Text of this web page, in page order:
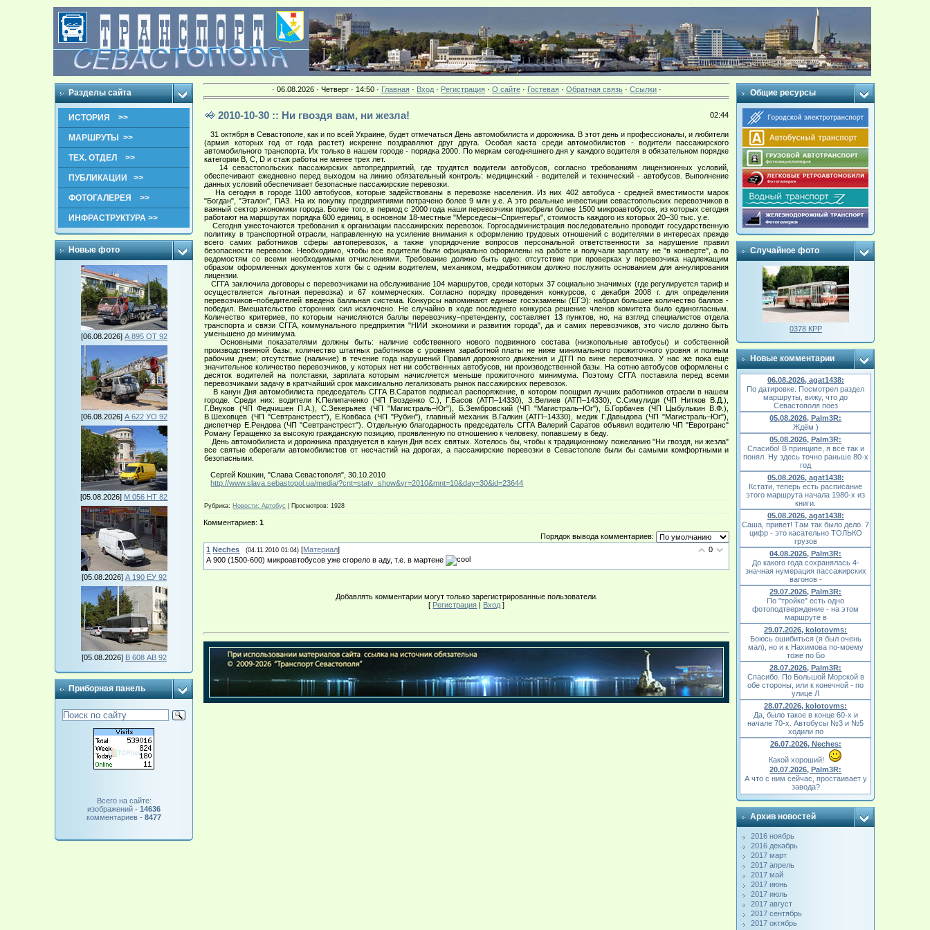
Разделы сайта
ИСТОРИЯ >>
МАРШРУТЫ >>
ТЕХ. ОТДЕЛ >>
ПУБЛИКАЦИИ >>
ФОТОГАЛЕРЕЯ >>
ИНФРАСТРУКТУРА >>
Новые фото
[06.08.2026] А 895 ОТ 92
[06.08.2026] А 622 УО 92
[05.08.2026] М 056 НТ 82
[05.08.2026] А 190 ЕУ 92
[05.08.2026] В 608 АВ 92
Приборная панель
Всего на сайте:
изображений -14636
комментариев -8477
· 06.08.2026 · Четверг · 14:50 · Главная· Вход· Регистрация· О сайте· Гостевая· Обратная связь· Ссылки·
2010-10-30 :: Ни гвоздя вам, ни жезла! 02:44
31 октября в Севастополе, как и по всей Украине, будет отмечаться День автомобилиста и дорожника. В этот день и профессионалы, и любители
(армия которых год от года растет) искренне поздравляют друг друга. Особая каста среди автомобилистов - водители пассажирского
автомобильного транспорта. Их только в нашем городе - порядка 2000. По меркам сегодняшнего дня у каждого водителя в обязательном порядке
категории В, С, D и стаж работы не менее трех лет.
14 севастопольских пассажирских автопредприятий, где трудятся водители автобусов, согласно требованиям лицензионных условий,
обеспечивают ежедневно перед выходом на линию обязательный контроль: медицинский - водителей и технический - автобусов. Выполнение
данных условий обеспечивает безопасные пассажирские перевозки.
На сегодня в городе 1100 автобусов, которые задействованы в перевозке населения. Из них 402 автобуса - средней вместимости марок
"Богдан", "Эталон", ПАЗ. На их покупку предприятиями потрачено более 9 млн у.е. А это реальные инвестиции севастопольских перевозчиков в
важный сектор экономики города. Более того, в период с 2000 года наши перевозчики приобрели более 1500 микроавтобусов, из которых сегодня
работают на маршрутах порядка 600 единиц, в основном 18-местные "Мерседесы–Спринтеры", стоимость каждого из которых 20–30 тыс. у.е.
Сегодня ужесточаются требования к организации пассажирских перевозок. Горгосадминистрация последовательно проводит государственную
политику в транспортной отрасли, направленную на усиление внимания к оформлению трудовых отношений с водителями в интересах прежде
всего самих работников сферы автоперевозок, а также упорядочение вопросов персональной ответственности за нарушение правил
безопасности перевозок. Необходимо, чтобы все водители были официально оформлены на работе и получали зарплату не "в конверте", а по
ведомостям со всеми необходимыми отчислениями. Требование должно быть одно: отсутствие при проверках у перевозчика надлежащим
образом оформленных документов хотя бы с одним водителем, механиком, медработником должно послужить основанием для аннулирования
лицензии.
СГГА заключила договоры с перевозчиками на обслуживание 104 маршрутов, среди которых 37 социально значимых (где регулируется тариф и
осуществляется льготная перевозка) и 67 коммерческих. Согласно порядку проведения конкурсов, с декабря 2008 г. для определения
перевозчиков–победителей введена балльная система. Конкурсы напоминают единые госэкзамены (ЕГЭ): набрал большее количество баллов -
победил. Вмешательство сторонних сил исключено. Не случайно в ходе последнего конкурса решение членов комитета было единогласным.
Количество критериев, по которым начисляются баллы перевозчику–претенденту, составляет 13 пунктов, но, на взгляд специалистов отдела
транспорта и связи СГГА, коммунального предприятия "НИИ экономики и развития города", да и самих перевозчиков, это число должно быть
уменьшено до минимума.
Основными показателями должны быть: наличие собственного нового подвижного состава (низкопольные автобусы) и собственной
производственной базы; количество штатных работников с уровнем заработной платы не ниже минимального прожиточного уровня и полным
рабочим днем; отсутствие (наличие) в течение года нарушений Правил дорожного движения и ДТП по вине перевозчика. У нас же пока еще
значительное количество перевозчиков, у которых нет ни собственных автобусов, ни производственной базы. На сотню автобусов оформлены с
десяток водителей на полставки, зарплата которым начисляется меньше прожиточного минимума. Поэтому СГГА поставила перед всеми
перевозчиками задачу в кратчайший срок максимально легализовать рынок пассажирских перевозок.
В канун Дня автомобилиста председатель СГГА В.Саратов подписал распоряжение, в котором поощрил лучших работников отрасли в нашем
городе. Среди них: водители К.Пелипаченко (ЧП Гвозденко С.), Г.Басов (АТП–14330), З.Велиев (АТП–14330), С.Симулиди (ЧП Нитков В.Д.),
Г.Внуков (ЧП Федчишен П.А.), С.Зекерьяев (ЧП "Магистраль–Юг"), Б.Зембровский (ЧП "Магистраль–Юг"), Б.Горбачев (ЧП Цыбулькин В.Ф.),
В.Шеховцев (ЧП "Севтранстрест"), Е.Ковбаса (ЧП "Рубин"), главный механик В.Галкин (АТП–14330), медик Г.Давыдова (ЧП "Магистраль–Юг"),
диспетчер Е.Рендова (ЧП "Севтранстрест"). Отдельную благодарность председатель СГГА Валерий Саратов объявил водителю ЧП "Евротранс"
Роману Геращенко за высокую гражданскую позицию, проявленную по отношению к человеку, попавшему в беду.
День автомобилиста и дорожника празднуется в канун Дня всех святых. Хотелось бы, чтобы к традиционному пожеланию "Ни гвоздя, ни жезла"
все святые оберегали автомобилистов от несчастий на дорогах, а пассажирские перевозки в Севастополе были бы самыми комфортными и
безопасными.
Сергей Кошкин, "Слава Севастополя", 30.10.2010
http://www.slava.sebastopol.ua/media/?cnt=staty_show&yr=2010&mnt=10&day=30&id=23644
Рубрика: Новости: Автобус Просмотров: 1928
Комментариев:1
Порядок вывода комментариев:
0
1 Neches (04.11.2010 01:04) [Материал]
А 900 (1500-600) микроавтобусов уже сгорело в аду, т.е. в мартене
Добавлять комментарии могут только зарегистрированные пользователи.
[ Регистрация | Вход ]
Общие ресурсы
Случайное фото
0378 КРР
Новые комментарии
06.08.2026, agat1438:
По датировке. Посмотрел раздел
маршруты, вижу, что до
Севастополя поез
05.08.2026, Palm3R:
Ждём )
05.08.2026, Palm3R:
Спасибо! В принципе, я всё так и
понял. Ну здесь точно раньше 80-х
год
05.08.2026, agat1438:
Кстати, теперь есть расписание
этого маршрута начала 1980-х из
книги.
05.08.2026, agat1438:
Саша, привет! Там так было дело. 7
цифр - это касательно ТОЛЬКО
грузов
04.08.2026, Palm3R:
До какого года сохранялась 4-
значная нумерация пассажирских
вагонов -
29.07.2026, Palm3R:
По "тройке" есть одно
фотоподтверждение - на этом
маршруте в
29.07.2026, kolotovms:
Боюсь ошибиться (я был очень
мал), но и к Нахимова по-моему
тоже по Бо
28.07.2026, Palm3R:
Спасибо. По Большой Морской в
обе стороны, или к конечной - по
улице Л
28.07.2026, kolotovms:
Да, было такое в конце 60-х и
начале 70-х. Автобусы №3 и №5
ходили по
26.07.2026, Neches:
Какой хороший!
20.07.2026, Palm3R:
А что с ним сейчас, простаивает у
завода?
Архив новостей
2016 ноябрь
2016 декабрь
2017 март
2017 апрель
2017 май
2017 июнь
2017 июль
2017 август
2017 сентябрь
2017 октябрь